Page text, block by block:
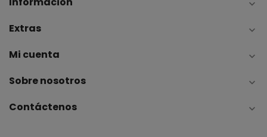

Extras 
Mi cuenta 
Sobre nosotros 
Contáctenos 